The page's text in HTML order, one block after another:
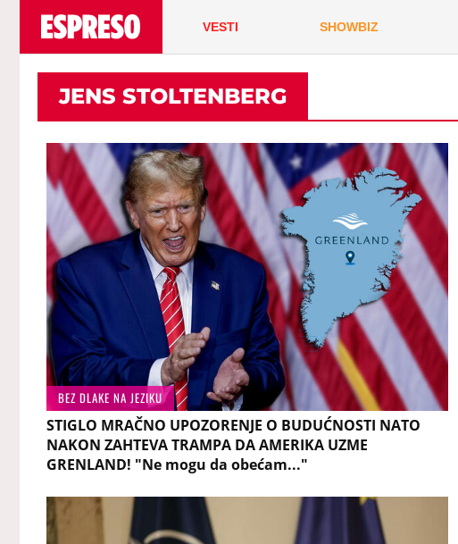
VESTI SHOWBIZ
JENS STOLTENBERG
BEZ DLAKE NA JEZIKU
STIGLO MRAČNO UPOZORENJE O BUDUĆNOSTI NATO
NAKON ZAHTEVA TRAMPA DA AMERIKA UZME
GRENLAND! "Ne mogu da obećam..."